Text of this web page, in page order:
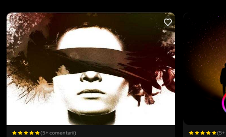
LIKE
(5+ comentarii) (5+